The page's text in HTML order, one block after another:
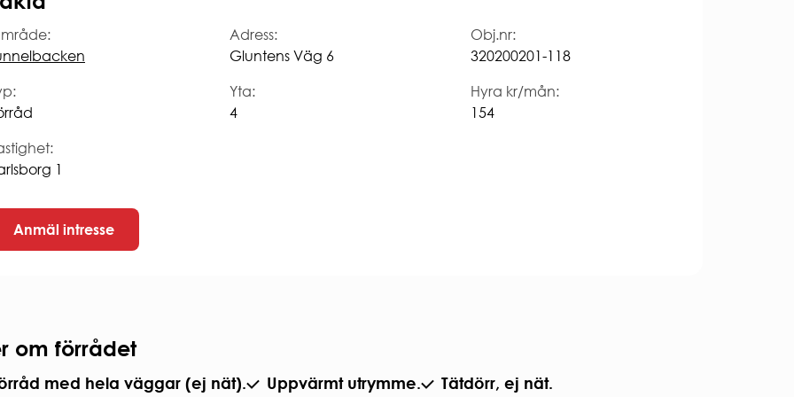
Nybyggnation
FÖR ENTREPRENÖRER
Adress:
Gluntens Väg 6
Obj.nr:
320200201-118
Yta:
4
Hyra kr/mån:
154
1
Anmäl intresse
om förrådet
med hela väggar (ej nät). Uppvärmt utrymme.
Tätdörr, ej nät.